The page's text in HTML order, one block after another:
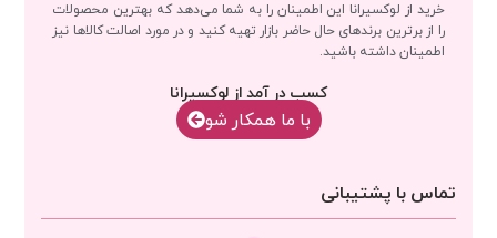
خرید از لوکسیرانا این اطمینان را به شما می‌دهد که بهترین محصولات
را از برترین برندهای حال حاضر بازار تهیه کنید و در مورد اصالت کالاها نیز
اطمینان داشته باشید.
کسب در آمد از لوکسیرانا
با‌‌ ما همکار شو
تماس با پشتیبانی